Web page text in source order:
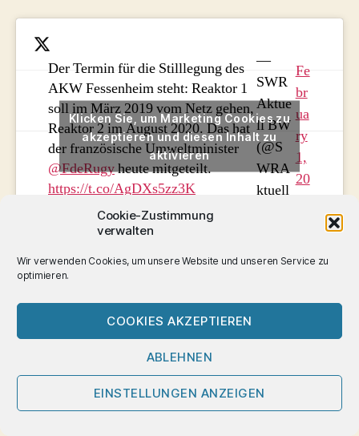
Cookie-Zustimmung
verwalten
Wir verwenden Cookies, um unsere Website und unseren Service zu
optimieren.
COOKIES AKZEPTIEREN
ABLEHNEN
EINSTELLUNGEN ANZEIGEN
Der Termin für die Stilllegung des
AKW Fessenheim steht: Reaktor 1
soll im März 2019 vom Netz gehen,
Reaktor 2 im August 2020. Das hat
der französische Umweltminister
@FdeRugyheute mitgeteilt.
https://t.co/AgDXs5zz3K
—
SWR
Aktue
ll BW
(@S
WRA
ktuell
Fe
br
ua
ry
1,
20
Klicken Sie, um Marketing Cookies zu
akzeptieren und diesen Inhalt zu
aktivieren
bestätigte am 20. Juni 2019 erneut, Fessenheim werde
mit beiden Reaktoren defintiv 2020 geschlossen, auch
unabhängig von weiteren Verzögerungen am EPR
Flamanville.
Ende September 2019 wurde bekannt, dassFessenheim